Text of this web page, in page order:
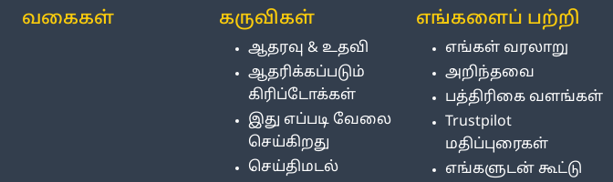
வகைகள் கருவிகள்
ஆதரவு & உதவி
ஆதரிக்கப்படும்
கிரிப்டோக்கள்
இது எப்படி வேலை
செய்கிறது
செய்திமடல்
எங்களைப் பற்றி
எங்கள் வரலாறு
அறிந்தவை
பத்திரிகை வளங்கள்
Trustpilot
மதிப்புரைகள்
எங்களுடன் கூட்டு